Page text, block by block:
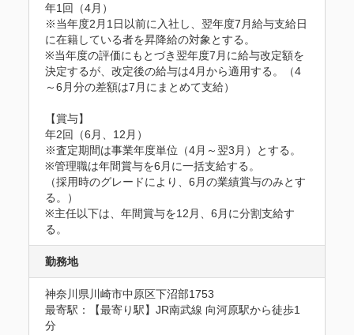
年1回（4月）
※当年度2月1日以前に入社し、翌年度7月給与支給日
に在籍している者を昇降給の対象とする。
※当年度の評価にもとづき翌年度7月に給与改定額を
決定するが、改定後の給与は4月から適用する。（4
～6月分の差額は7月にまとめて支給）
【賞与】
年2回（6月、12月）
※査定期間は事業年度単位（4月～翌3月）とする。
※管理職は年間賞与を6月に一括支給する。
（採用時のグレードにより、6月の業績賞与のみとす
る。）
※主任以下は、年間賞与を12月、6月に分割支給す
る。
勤務地
神奈川県川崎市中原区下沼部1753
最寄駅：【最寄り駅】JR南武線 向河原駅から徒歩1
分